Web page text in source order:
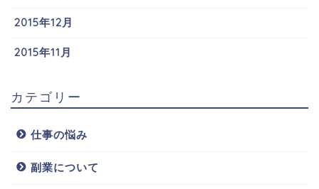
2015年12月
2015年11月
カテゴリー
仕事の悩み
副業について